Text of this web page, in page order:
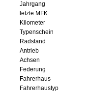
Jahrgang
letzte MFK
Kilometer
Typenschein
Radstand
Antrieb
Achsen
Federung
Fahrerhaus
Fahrerhaustyp